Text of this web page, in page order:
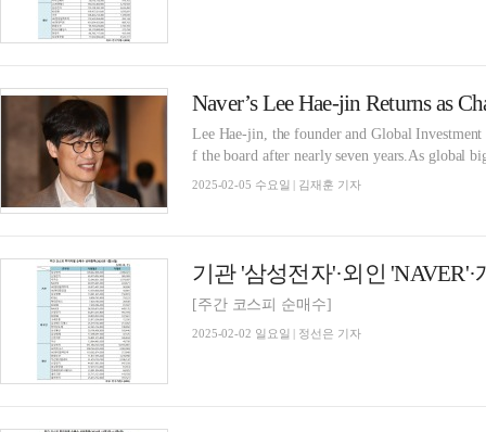
Lee Hae-jin, the founder and Global
f the board after nearly seven years.As global
2025-02-05 수요일 | 김재훈 기자
[주간 코스피 순매수]
2025-02-02 일요일 | 정선은 기자